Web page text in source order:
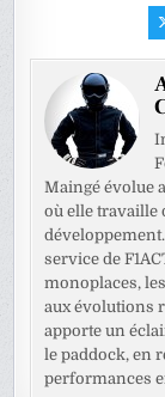
Maingé évolue
où elle travaille
service de
monoplaces,
aux évolutions
apporte un
le paddock, en
performances